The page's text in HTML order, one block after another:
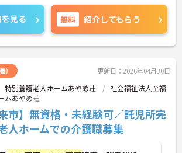
見る 無料 紹介してもらう
） 更新日：2026年04月30日
別養護老人ホームあやめ荘
社会福祉法人至福
ムあやめ荘
市】無資格・未経験可／託児所完
ホームでの介護職募集